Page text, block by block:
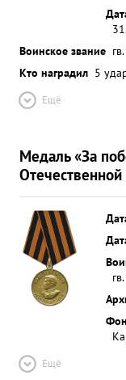
Воинское звание
Кто наградил 5
Ещё
Медаль «За
Ещё